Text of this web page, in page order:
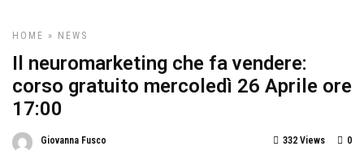
HOME » NEWS
Il neuromarketing che fa vendere:
corso gratuito mercoledì 26 Aprile ore
17:00
Giovanna Fusco 0
332 Views